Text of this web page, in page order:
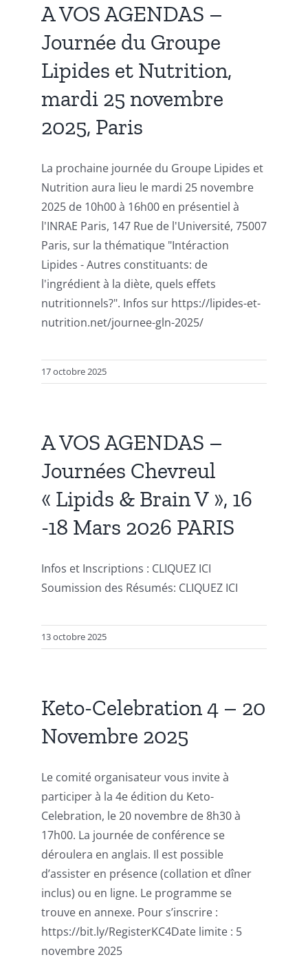
A VOS AGENDAS –
Journée du Groupe
Lipides et Nutrition,
mardi 25 novembre
2025, Paris
La prochaine journée du Groupe Lipides et
Nutrition aura lieu le mardi 25 novembre
2025 de 10h00 à 16h00 en présentiel à
l'INRAE Paris, 147 Rue de l'Université, 75007
Paris, sur la thématique "Intéraction
Lipides - Autres constituants: de
l'ingrédient à la diète, quels effets
nutritionnels?". Infos sur https://lipides-et-
nutrition.net/journee-gln-2025/
17 octobre 2025
A VOS AGENDAS –
Journées Chevreul
« Lipids & Brain V », 16
-18 Mars 2026 PARIS
Infos et Inscriptions : CLIQUEZ ICI
Soumission des Résumés: CLIQUEZ ICI
13 octobre 2025
Keto-Celebration 4 – 20
Novembre 2025
Le comité organisateur vous invite à
participer à la 4e édition du Keto-
Celebration, le 20 novembre de 8h30 à
17h00. La journée de conférence se
déroulera en anglais. Il est possible
d’assister en présence (collation et dîner
inclus) ou en ligne. Le programme se
trouve en annexe. Pour s’inscrire :
https://bit.ly/RegisterKC4Date limite : 5
novembre 2025